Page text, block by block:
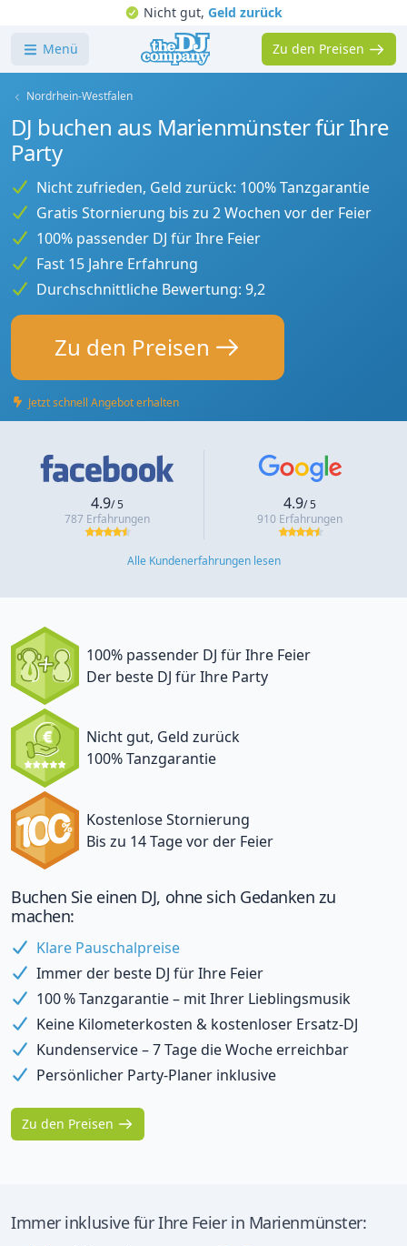
Nicht gut,Geld zurück
Menü Zu den Preisen
Nordrhein-Westfalen
DJ buchen aus Marienmünster für Ihre
Party
Nicht zufrieden, Geld zurück: 100% Tanzgarantie
Gratis Stornierung bis zu 2 Wochen vor der Feier
100% passender DJ für Ihre Feier
Fast 15 Jahre Erfahrung
Durchschnittliche Bewertung: 9,2
Zu den Preisen
Jetzt schnell Angebot erhalten
4.9/ 5
787 Erfahrungen
4.9/ 5
910 Erfahrungen
Alle Kundenerfahrungen lesen
100% passender DJ für Ihre Feier
Der beste DJ für Ihre Party
Nicht gut, Geld zurück
100% Tanzgarantie
Kostenlose Stornierung
Bis zu 14 Tage vor der Feier
Buchen Sie einen DJ, ohne sich Gedanken zu
machen:
Klare Pauschalpreise
Immer der beste DJ für Ihre Feier
100 % Tanzgarantie – mit Ihrer Lieblingsmusik
Keine Kilometerkosten & kostenloser Ersatz-DJ
Kundenservice – 7 Tage die Woche erreichbar
Persönlicher Party-Planer inklusive
Zu den Preisen
Immer inklusive für Ihre Feier in Marienmünster: